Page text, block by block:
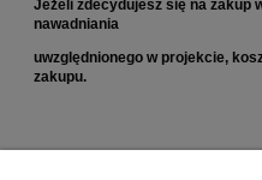
Jeżeli zdecydujesz się na zakup
nawadniania
uwzględnionego w projekcie,
zakupu.